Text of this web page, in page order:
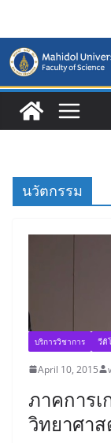
content
นวัตกรรม
บริการวิชาการ วีดิ
April 10, 2015
ภาคการ
วิทยาศา